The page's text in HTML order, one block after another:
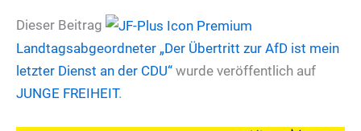
Dieser Beitrag
Landtagsabgeordneter „Der Übertritt zur AfD ist mein
letzter Dienst an der CDU“ wurde veröffentlich auf
JUNGE FREIHEIT.